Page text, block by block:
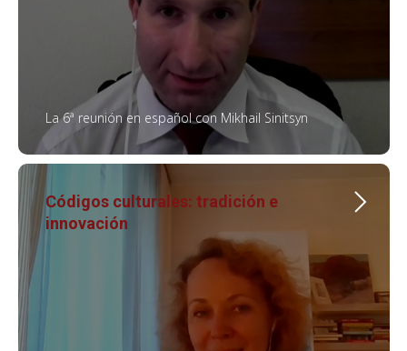
La 6ª reunión en español con Mikhail Sinitsyn
Códigos culturales: tradición e
innovación